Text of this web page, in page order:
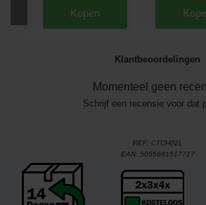
Kopen
Klantbeoordelingen
Momenteel geen
Schrijf een recensie voor dat
REF: CTCH02L
EAN: 5055681517717